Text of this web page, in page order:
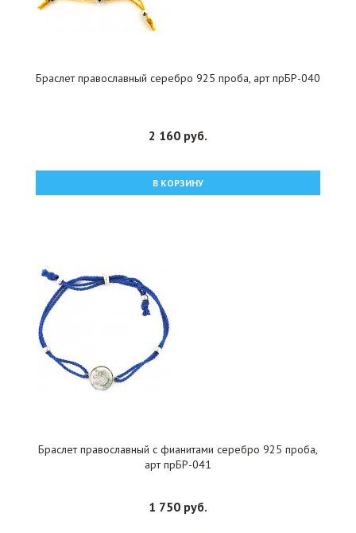
Браслет православный серебро 925 проба, арт прБР-040
2 160 руб.
В КОРЗИНУ
Браслет православный с фианитами серебро 925 проба,
арт прБР-041
1 750 руб.